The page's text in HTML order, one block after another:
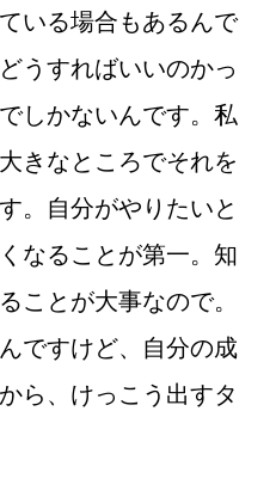
いる場合もあるんで
うすればいいのかっ
しかないんです。私
きなところでそれを
。自分がやりたいと
なることが第一。知
ことが大事なので。
ですけど、自分の成
ら、けっこう出すタ